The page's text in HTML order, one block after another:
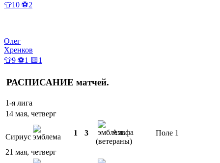
👕10 ⚽2
Олег
Хренков
👕9 ⚽1 🟨1
РАСПИСАНИЕ матчей.
1-я лига
14 мая, четверг
Сириус 1 3
Альфа
(ветераны)
Поле 1
21 мая, четверг